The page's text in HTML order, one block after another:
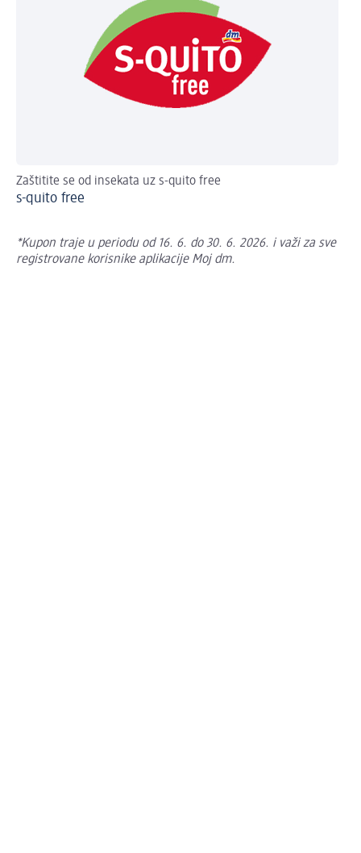
Zaštitite se od insekata uz s-quito free
s-quito free
*Kupon traje u periodu od 16. 6. do 30. 6. 2026. i važi za sve
registrovane korisnike aplikacije Moj dm.